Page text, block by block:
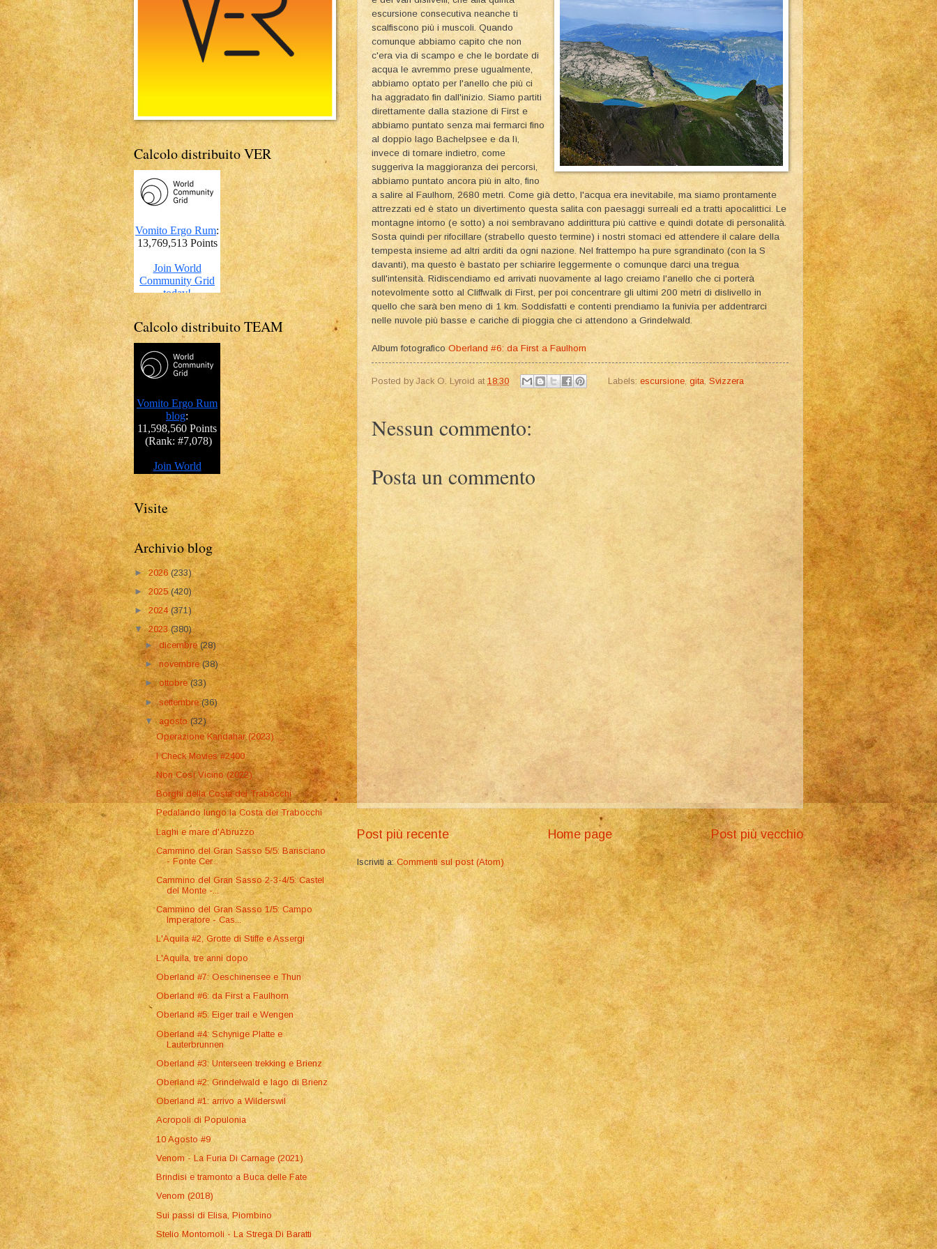
escursione consecutiva neanche ti
scalfiscono più i muscoli. Quando
comunque abbiamo capito che non
c'era via di scampo e che le bordate di
acqua le avremmo prese ugualmente,
abbiamo optato per l'anello che più ci
ha aggradato fin dall'inizio. Siamo partiti
direttamente dalla stazione di First e
abbiamo puntato senza mai fermarci fino
al doppio lago Bachelpsee e da lì,
invece di tornare indietro, come
suggeriva la maggioranza dei percorsi,
abbiamo puntato ancora più in alto, fino
a salire al Faulhorn, 2680 metri. Come già detto, l'acqua era inevitabile, ma siamo prontamente
attrezzati ed è stato un divertimento questa salita con paesaggi surreali ed a tratti apocalittici. Le
montagne intorno (e sotto) a noi sembravano addirittura più cattive e quindi dotate di personalità.
Sosta quindi per rifocillare (strabello questo termine) i nostri stomaci ed attendere il calare della
tempesta insieme ad altri arditi da ogni nazione. Nel frattempo ha pure sgrandinato (con la S
davanti), ma questo è bastato per schiarire leggermente o comunque darci una tregua
sull'intensità. Ridiscendiamo ed arrivati nuovamente al lago creiamo l'anello che ci porterà
notevolmente sotto al Cliffwalk di First, per poi concentrare gli ultimi 200 metri di dislivello in
quello che sarà ben meno di 1 km. Soddisfatti e contenti prendiamo la funivia per addentrarci
nelle nuvole più basse e cariche di pioggia che ci attendono a Grindelwald.
Album fotografico Oberland #6: da First a Faulhorn
Posted by Jack O. Lyroid at 18:30 Labels: escursione, gita, Svizzera
Nessun commento:
Posta un commento
Post più recente Post più vecchio
Home page
Iscriviti a:Commenti sul post (Atom)
Calcolo distribuito VER
Calcolo distribuito TEAM
Visite
Archivio blog
► 2026(233)
►2025(420)
►2024 (371)
▼2023(380)
►dicembre(28)
►novembre(38)
►ottobre(33)
►settembre(36)
▼agosto(32)
Operazione Kandahar (2023)
I Check Movies #2400
Non Così Vicino (2022)
Borghi della Costa dei Trabocchi
Pedalando lungo la Costa dei Trabocchi
Laghi e mare d'Abruzzo
Cammino del Gran Sasso 5/5: Barisciano
- Fonte Cer...
Cammino del Gran Sasso 2-3-4/5: Castel
del Monte -...
Cammino del Gran Sasso 1/5: Campo
Imperatore - Cas...
L'Aquila #2, Grotte di Stiffe e Assergi
L'Aquila, tre anni dopo
Oberland #7: Oeschinensee e Thun
Oberland #6: da First a Faulhorn
Oberland #5: Eiger trail e Wengen
Oberland #4: Schynige Platte e
Lauterbrunnen
Oberland #3: Unterseen trekking e Brienz
Oberland #2: Grindelwald e lago di Brienz
Oberland #1: arrivo a Wilderswil
Acropoli di Populonia
10 Agosto #9
Venom - La Furia Di Carnage (2021)
Brindisi e tramonto a Buca delle Fate
Venom (2018)
Sui passi di Elisa, Piombino
Stelio Montomoli - La Strega Di Baratti